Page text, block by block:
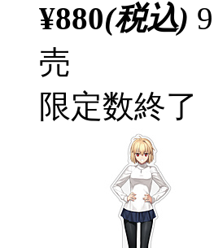
¥880(税込)
売
限定数終了